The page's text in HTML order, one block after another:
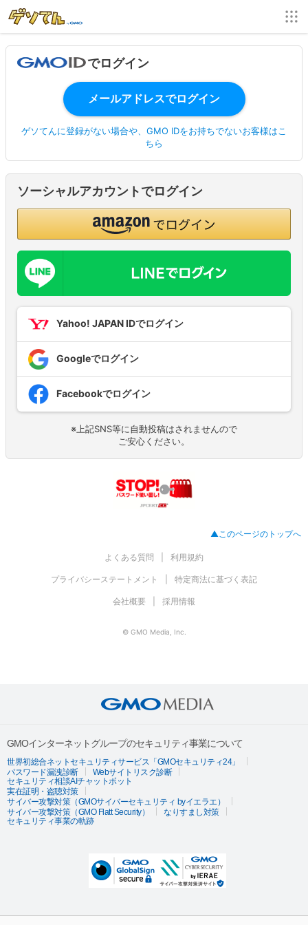
でログイン
ゲソてんに登録がない場合や、GMO IDをお持ちでないお客様はこ
ちら
ソーシャルアカウントでログイン
Yahoo! JAPAN IDでログイン
Googleでログイン
Facebookでログイン
※上記SNS等に自動投稿はされませんので
ご安心ください。
▲このページのトップへ
よくある質問 利用規約
プライバシーステートメント 特定商法に基づく表記
会社概要 採用情報
© GMO Media, Inc.
GMOインターネットグループのセキュリティ事業について
世界初総合ネットセキュリティサービス「GMOセキュリティ24」
パスワード漏洩診断
Webサイトリスク診断
セキュリティ相談AIチャットボット
実在証明・盗聴対策
サイバー攻撃対策（GMOサイバーセキュリティ byイエラエ）
サイバー攻撃対策（GMO Flatt Security）
なりすまし対策
セキュリティ事業の軌跡